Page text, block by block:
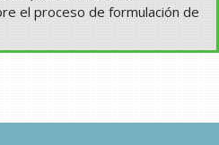
el proceso de formulación de